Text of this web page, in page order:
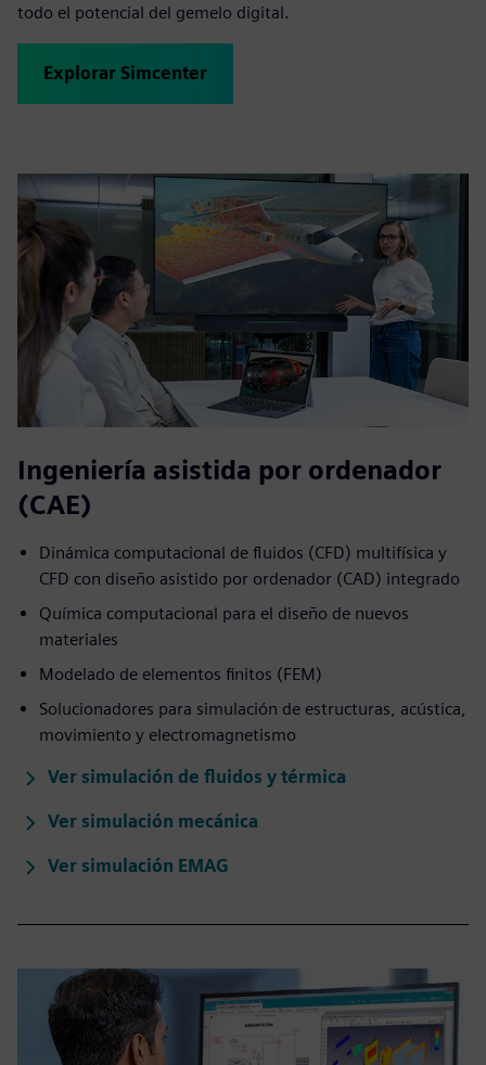
todo el potencial del gemelo digital.
Explorar Simcenter
Ingeniería asistida por ordenador
(CAE)
Dinámica computacional de fluidos (CFD) multifísica y
CFD con diseño asistido por ordenador (CAD) integrado
Química computacional para el diseño de nuevos
materiales
Modelado de elementos finitos (FEM)
Solucionadores para simulación de estructuras, acústica,
movimiento y electromagnetismo
Ver simulación de fluidos y térmica
Ver simulación mecánica
Ver simulación EMAG